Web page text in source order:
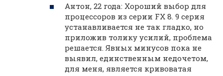
Антон, 22 года: Хороший выбор для
процессоров из серии FX 8. 9 серия
устанавливается не так гладко, но
приложив толику усилий, проблема
решается. Явных минусов пока не
выявил, единственным недочетом,
для меня, является кривоватая